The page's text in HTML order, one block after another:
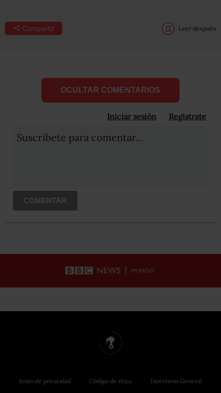
Compartir Leer después
OCULTAR COMENTARIOS
Iniciar sesión Registrate
Suscribete para comentar...
COMENTAR
Aviso de privacidad Código de ética Directorio General